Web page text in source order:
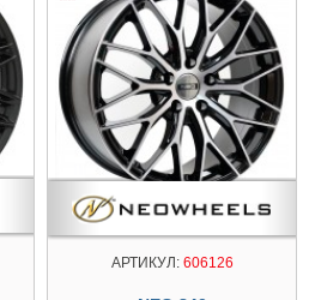
АРТИКУЛ:606126